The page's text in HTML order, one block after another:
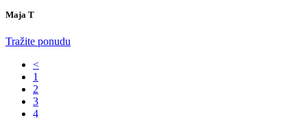
Maja T
Tražite ponudu
<
1
2
3
4